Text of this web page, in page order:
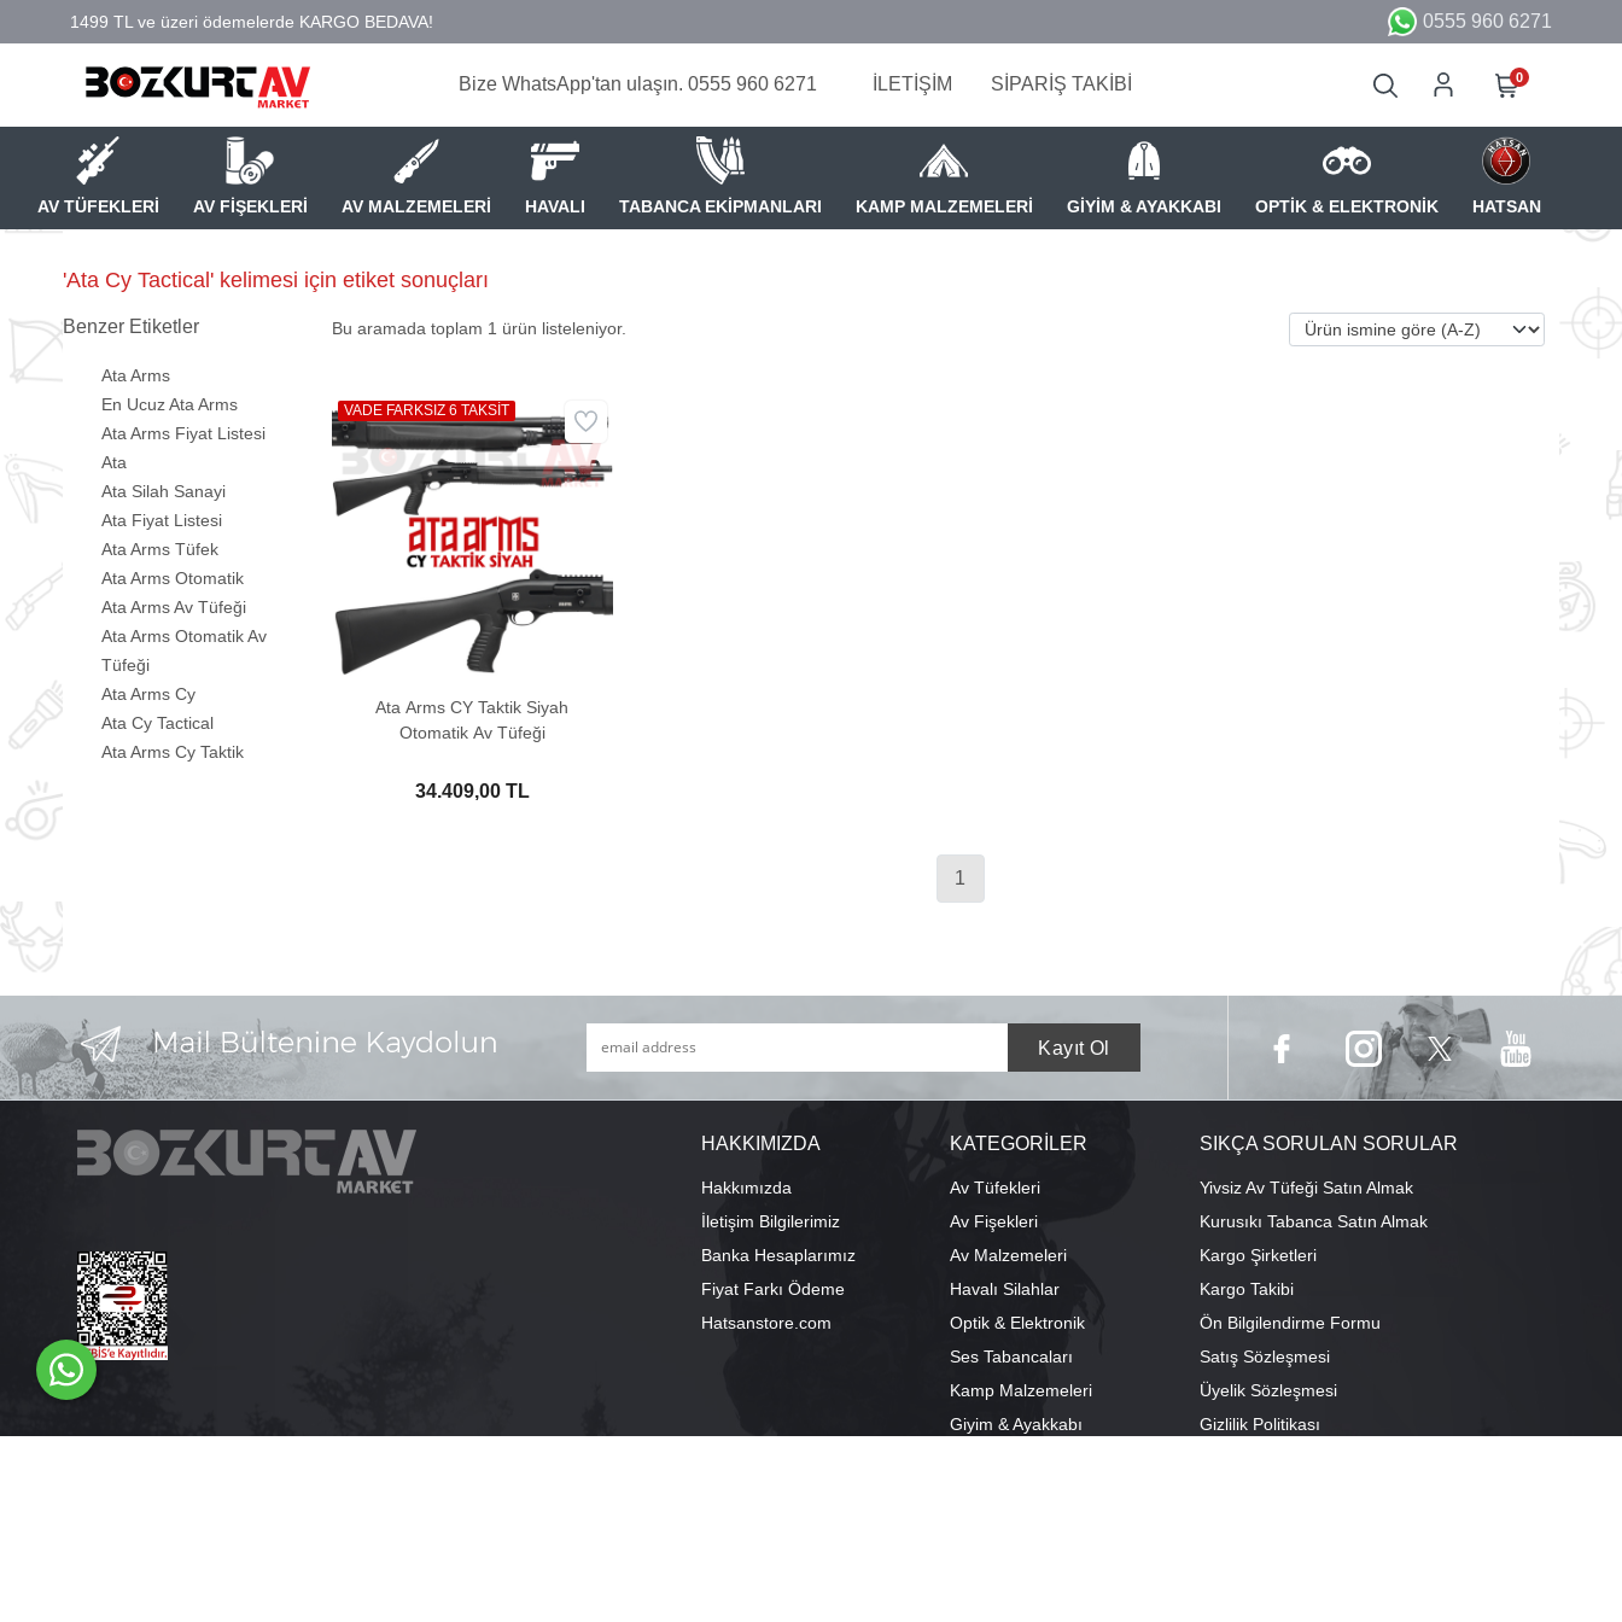
0555 960 6271
Bize WhatsApp'tan ulaşın. 0555 960 6271 İLETİŞİM SİPARİŞ TAKİBİ 0
AV TÜFEKLERİ AV FİŞEKLERİ AV MALZEMELERİ HAVALI TABANCA EKİPMANLARI KAMP MALZEMELERİ GİYİM & AYAKKABI OPTİK & ELEKTRONİK HATSAN
'Ata Cy Tactical' kelimesi için etiket sonuçları
Benzer Etiketler
Ata Arms
En Ucuz Ata Arms
Ata Arms Fiyat Listesi
Ata
Ata Silah Sanayi
Ata Fiyat Listesi
Ata Arms Tüfek
Ata Arms Otomatik
Ata Arms Av Tüfeği
Ata Arms Otomatik Av
Tüfeği
Ata Arms Cy
Ata Cy Tactical
Ata Arms Cy Taktik
Bu aramada toplam 1 ürün listeleniyor.
Ata Arms CY Taktik Siyah
Otomatik Av Tüfeği
34.409,00 TL
VADE FARKSIZ 6 TAKSİT
1
HAKKIMIZDA
Hakkımızda
İletişim Bilgilerimiz
Banka Hesaplarımız
Fiyat Farkı Ödeme
Hatsanstore.com
KATEGORİLER
Av Tüfekleri
Av Fişekleri
Av Malzemeleri
Havalı Silahlar
Optik & Elektronik
Ses Tabancaları
Kamp Malzemeleri
Giyim & Ayakkabı
SIKÇA SORULAN SORULAR
Yivsiz Av Tüfeği Satın Almak
Kurusıkı Tabanca Satın Almak
Kargo Şirketleri
Kargo Takibi
Ön Bilgilendirme Formu
Satış Sözleşmesi
Üyelik Sözleşmesi
Gizlilik Politikası